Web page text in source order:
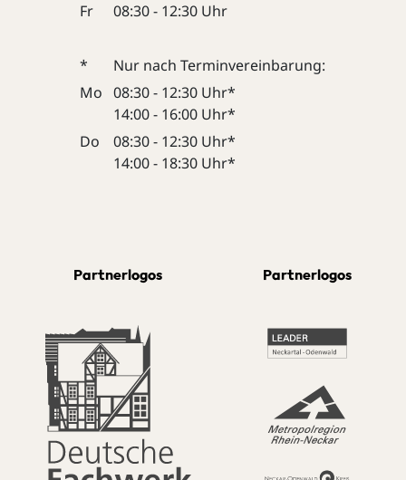
Fr
08:30 - 12:30 Uhr
*
Nur nach Terminvereinbarung:
Mo 08:30 - 12:30 Uhr*
14:00 - 16:00 Uhr*
Do
08:30 - 12:30 Uhr*
14:00 - 18:30 Uhr*
Partnerlogos Partnerlogos